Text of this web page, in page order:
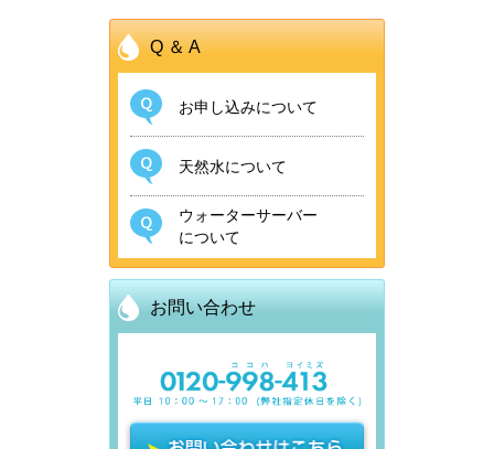
17：00まで営業
・年始は、2026年 1月 5日（月）
10：00より営業
営業時間 平日10：00～17：00（※
現在土日祝日は営業しておりませ
ん。）
2025.12.08 商品お届け遅延の
可能性について
タマーセンターの営業について
・年内は、2024年12月27日（金）
17：00まで営業
・年始は、2025年 1月 6日（月）
10：00より営業
営業時間 平日10：00～17：00（※
現在土日祝日は営業しておりませ
ん。）
2024.10.07 支払方法が「クレジ
■ライフスタイルウォーターカス
タマーセンターの営業について
・年内は、2023年12月27日（水）
17：00まで営業
・年始は、2024年 1月 4日（木）
10：00より営業
営業時間 平日10：00～17：00（※
現在土日祝日は営業しておりませ
ん。）
■ライフスタイルウォーターカス
タマーセンターの営業について
・年内は、2022年12月28日（水）
17：00まで営業
・年始は、2023年 1月 5日（木）
10：00より営業
営業時間 平日10：00～17：00（※
http://www.kuronekoyamato.co.jp/
佐川急便
http://www2.sagawa-exp.co.jp/
2021.12.17 年末年始の営業に
ついて
文は、お届けにお日にちがかかる
場合がございます。
あらかじめご了承ください。
■ライフスタイルウォーターカス
タマーセンターの営業について
・年内は、2020年12月27日（日）
18：00まで営業いたします。
・年始は、2021年1月4日（月）
9：00より営業いたします。
で、予めご了承ください。 また、
ウォーターサーバー及びお水、そ
の他商品の集荷・お届けに遅延が
生じる可能性があります。
お客様には大変ご迷惑をおかけい
たしますが、何卒ご了承いただき
ますようお願い申し上げます。
2018.9.4 台風21号の影響によ
る商品のお届け遅延ついて
いただきますようお願い申し上げ
ます。
2017.12.20 年末年始の営業に
ついて
いつもライフスタイルウォーター
をご利用いただきありがとうござ
年末年始の営業について下記にて
お掛けいたしますが、何卒ご理解
ます。
2016.12.19 年末年始の営業に
ついて
をご利用いただきありがとうござ
います。
Q＆A
お申し込みについて
天然水について
ウォーターサーバー
について
お問い合わせ